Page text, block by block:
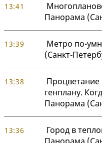
13:41
Панорама
13:39
Метро по-
(Санкт-
13:38
Процветание
генплану.
Панорама
13:36
Город в